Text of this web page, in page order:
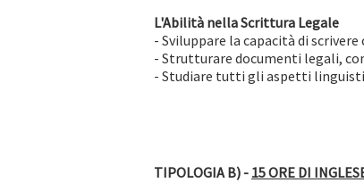
L'Abilità nella Scrittura Legale
- Sviluppare la capacità di
- Strutturare documenti legali,
- Studiare tutti gli aspetti
TIPOLOGIA B) - 15 ORE DI